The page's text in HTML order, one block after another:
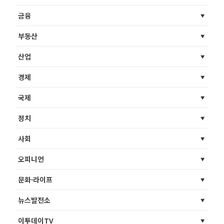
금융
부동산
산업
경제
국제
정치
사회
오피니언
문화·라이프
뉴스발전소
이투데이TV